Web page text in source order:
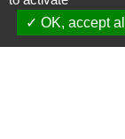
OK, accept all